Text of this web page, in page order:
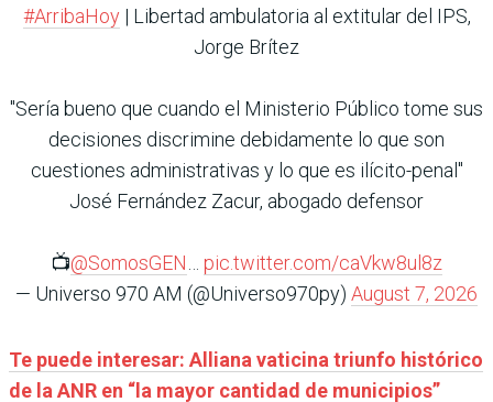
#ArribaHoy| Libertad ambulatoria al extitular del IPS,
Jorge Brítez
"Sería bueno que cuando el Ministerio Público tome sus
decisiones discrimine debidamente lo que son
cuestiones administrativas y lo que es ilícito-penal"
José Fernández Zacur, abogado defensor
📺@SomosGEN… pic.twitter.com/caVkw8ul8z
— Universo 970 AM (@Universo970py) August 7, 2026
Te puede interesar: Alliana vaticina triunfo histórico
de la ANR en “la mayor cantidad de municipios”